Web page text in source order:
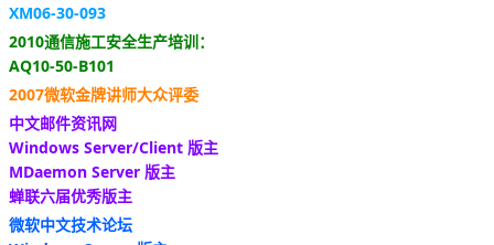
XM06-30-093
2010通信施工安全生产培训：
AQ10-50-B101
2007微软金牌讲师大众评委
中文邮件资讯网
Windows Server/Client 版主
MDaemon Server 版主
蝉联六届优秀版主
微软中文技术论坛